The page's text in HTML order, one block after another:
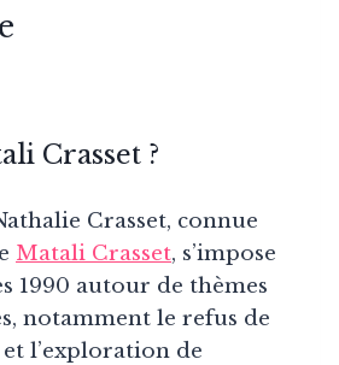
Crasset ?
Crasset, connue
Matali Crasset, s’impose
1990 autour de thèmes
notamment le refus de
l’exploration de